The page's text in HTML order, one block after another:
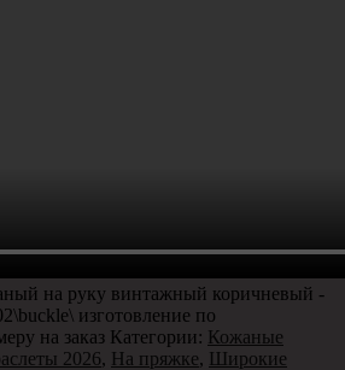
на руку винтажный коричневый -
изготовление по
на заказ Категории: Кожаные
2026, На пряжке, Широкие